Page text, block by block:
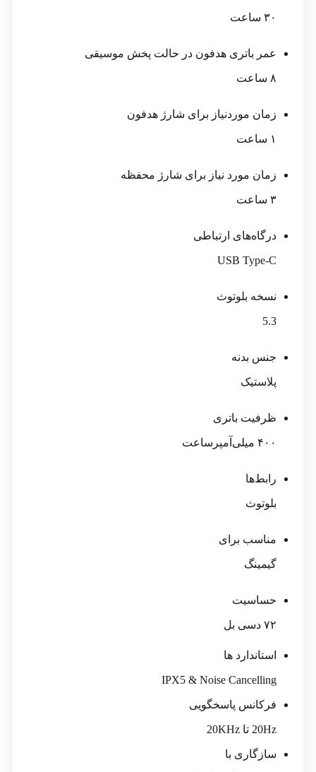
۳۰ ساعت
عمر باتری هدفون در حالت پخش موسیقی
۸ ساعت
زمان موردنیاز برای شارژ هدفون
۱ ساعت
زمان مورد نیاز برای شارژ محفظه
۳ ساعت
درگاه‌های ارتباطی
USB Type-C
نسخه بلوتوث
5.3
جنس بدنه
پلاستیک
ظرفیت باتری
۴۰۰ میلی‌آمپر‌ساعت
رابط‌ها
بلوتوث
مناسب برای
گیمینگ
حساسیت
۷۲ دسی بل
استاندارد ها
IPX5 & Noise Cancelling
فرکانس پاسخگویی
20Hz تا 20KHz
سازگاری با